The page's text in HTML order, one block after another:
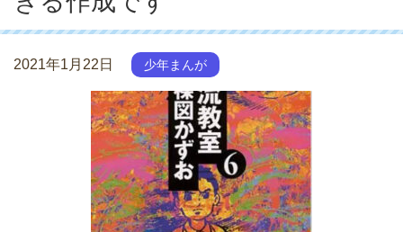
2021年1月22日 少年まんが